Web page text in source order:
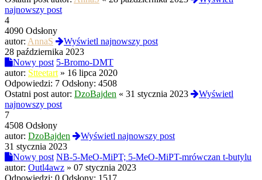
najnowszy post
4
4090 Odsłony
autor: AnnaS
Wyświetl najnowszy post
28 października 2023
Nowy post 5-Bromo-DMT
autor: Stteetart » 16 lipca 2020
Odpowiedzi: 7 Odsłony: 4508
Ostatni post autor: DzoBajden « 31 stycznia 2023
Wyświetl
najnowszy post
7
4508 Odsłony
autor: DzoBajden
Wyświetl najnowszy post
31 stycznia 2023
Nowy post NB-5-MeO-MiPT; 5-MeO-MiPT-mrówczan t-butylu
autor: Outl4awz » 07 stycznia 2023
Odpowiedzi: 0 Odsłony: 1517